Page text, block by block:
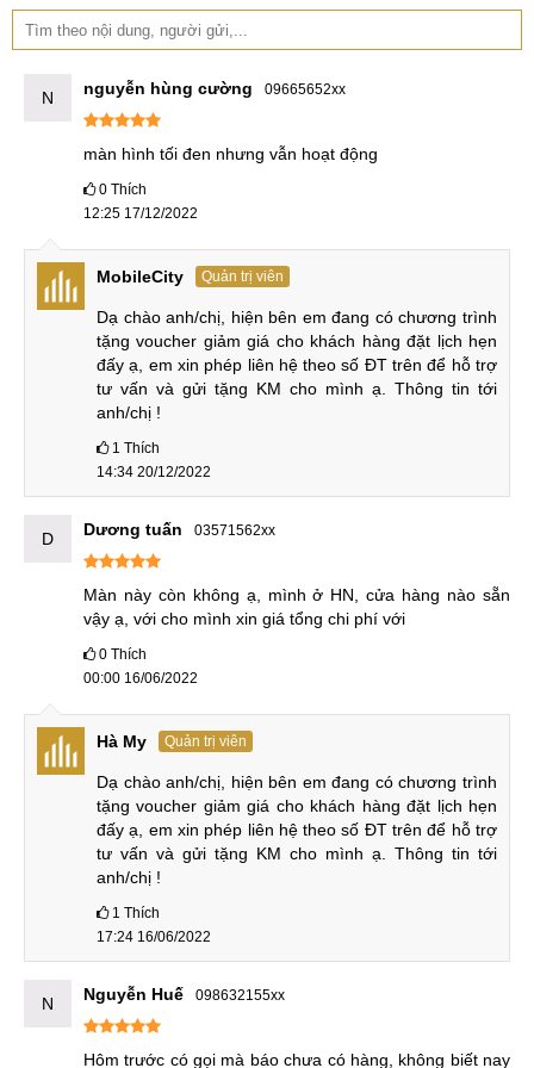
Bạn cũng cần lưu ý trong việc những địa chỉ có mức giá
thay màn hình quá thấp. Thì có thể địa chỉ ấy không đảm
bảo sử dụng linh phụ kiện zin mới chính hãng 100%. Điều
tục thay mới sau một thời gian ngắn.
nào cần thay mặt kính
Thay màn hình Samsung A80 và thay mặt kính cho
Samsung A80 có mức chênh lệch rất lớn. Thường mức giá
thay màn hình nguyên bộ sẽ cao hơn so với dịch vụ thay
mặt kính. Nó dao động trong khoảng từ 2 đến 5 lần tùy vào
từng dòng máy khác nhau. Chính điều này khiến cho nhiều
đơn vị hoạt động không uy tín, lợi dụng sự thiếu hiểu biết
Mục đích của họ chính là nhằm chèn ép giá. Và cũng chính
vì vậy nên bạn cần phải biết rõ khi nào cần thay màn hình
Samsung A80 và khi nào cần thay mặt kính. Điều này giúp
bạn vừa tiết kiệm chi phí, đồng thời chuẩn bị tài chính tốt
trước khi sử dụng dịch vụ.
Bạn cần phải thay nguyên bộ màn hình điện thoại Samsung
A80 nếu như màn hình xuất hiện tình trạng như: Nhòe màu,
sọc, không có khả năng hiển thị hoặc bị hư LCD. Mặc dù
mặt kính cùng cảm ứng của A80 không có vấn đề gì. Nhưng
hiện nay công nghệ ép kính chưa tách được cảm ứng cùng
Tuy nhiên cũng có trường hợp điện thoại màn hình đi liền
tìm địa chỉ sửa chữa uy tín để thay màn hình cho Samsung
N nguyễn hùng cường 09665652xx
màn hình tối đen nhưng vẫn hoạt động
0 Thích
12:25 17/12/2022
MobileCity Quản trị viên
Dạ chào anh/chị, hiện bên em đang có chương trình
tặng voucher giảm giá cho khách hàng đặt lịch hẹn
đấy ạ, em xin phép liên hệ theo số ĐT trên để hỗ trợ
tư vấn và gửi tặng KM cho mình ạ. Thông tin tới
anh/chị !
1 Thích
14:34 20/12/2022
D Dương tuấn 03571562xx
Màn này còn không ạ, mình ở HN, cửa hàng nào sẵn
vậy ạ, với cho mình xin giá tổng chi phí với
0 Thích
00:00 16/06/2022
Hà My Quản trị viên
Dạ chào anh/chị, hiện bên em đang có chương trình
tặng voucher giảm giá cho khách hàng đặt lịch hẹn
đấy ạ, em xin phép liên hệ theo số ĐT trên để hỗ trợ
tư vấn và gửi tặng KM cho mình ạ. Thông tin tới
anh/chị !
1 Thích
17:24 16/06/2022
N Nguyễn Huế 098632155xx
Hôm trước có gọi mà báo chưa có hàng, không biết nay